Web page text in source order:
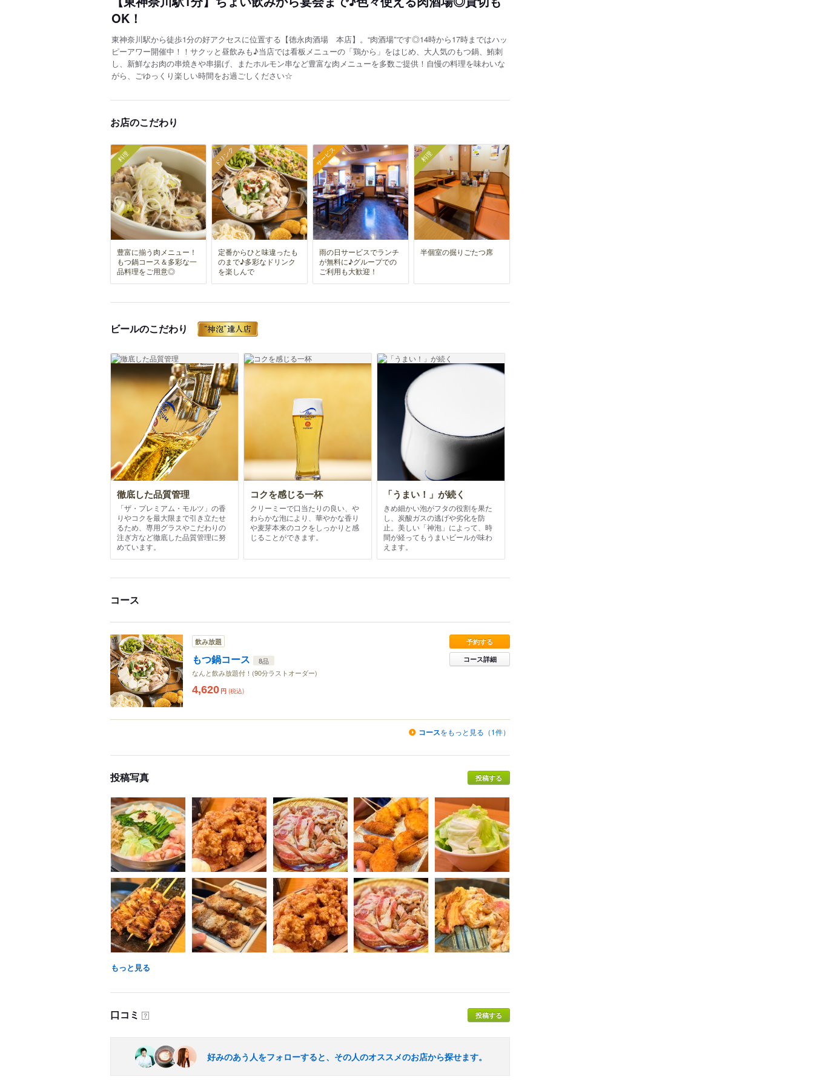
OK！
東神奈川駅から徒歩1分の好アクセスに位置する【徳永肉酒場 本店】。“肉酒場”です◎14時から17時まではハッ
ピーアワー開催中！！サクッと昼飲みも♪当店では看板メニューの「鶏から」をはじめ、大人気のもつ鍋、鮪刺
し、新鮮なお肉の串焼きや串揚げ、またホルモン串など豊富な肉メニューを多数ご提供！自慢の料理を味わいな
がら、ごゆっくり楽しい時間をお過ごしください☆
お店のこだわり
料理
豊富に揃う肉メニュー！
もつ鍋コース＆多彩な一
品料理をご用意◎
ドリンク
定番からひと味違ったも
のまで♪多彩なドリンク
を楽しんで
サービス
雨の日サービスでランチ
が無料に♪グループでの
ご利用も大歓迎！
料理
半個室の掘りごたつ席
ビールのこだわり
徹底した品質管理
「ザ・プレミアム・モルツ」の香
りやコクを最大限まで引き立たせ
るため、専用グラスやこだわりの
注ぎ方など徹底した品質管理に努
めています。
コクを感じる一杯
クリーミーで口当たりの良い、や
わらかな泡により、華やかな香り
や麦芽本来のコクをしっかりと感
じることができます。
「うまい！」が続く
きめ細かい泡がフタの役割を果た
し、炭酸ガスの逃げや劣化を防
止。美しい「神泡」によって、時
間が経ってもうまいビールが味わ
えます。
コース
飲み放題
もつ鍋コース
8品
なんと飲み放題付！(90分ラストオーダー)
予約する
コース詳細
4,620 円 (税込)
コースをもっと見る（1件）
投稿写真 投稿する
もっと見る
口コミ ？ 投稿する
好みのあう人をフォローすると、その人のオススメのお店から探せます。